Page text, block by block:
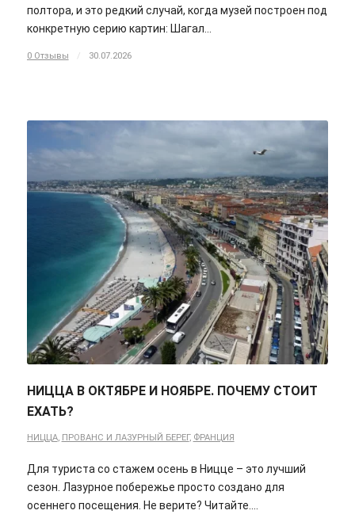
полтора, и это редкий случай, когда музей построен под
конкретную серию картин: Шагал…
0 Отзывы / 30.07.2026
НИЦЦА В ОКТЯБРЕ И НОЯБРЕ. ПОЧЕМУ СТОИТ
ЕХАТЬ?
НИЦЦА, ПРОВАНС И ЛАЗУРНЫЙ БЕРЕГ, ФРАНЦИЯ
Для туриста со стажем осень в Ницце – это лучший
сезон. Лазурное побережье просто создано для
осеннего посещения. Не верите? Читайте.…